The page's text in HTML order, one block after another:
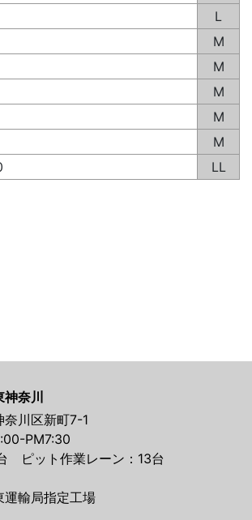
L
M
M
M
M
M
LL
神奈川
川区新町7-1
PM7:30
ピット作業レーン：13台
運輸局指定工場